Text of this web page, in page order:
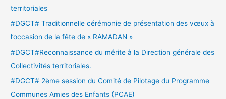
:
territoriales
#DGCT# Traditionnelle cérémonie de présentation des vœux à
l’occasion de la fête de « RAMADAN »
#DGCT#Reconnaissance du mérite à la Direction générale des
Collectivités territoriales.
#DGCT# 2ème session du Comité de Pilotage du Programme
Communes Amies des Enfants (PCAE)